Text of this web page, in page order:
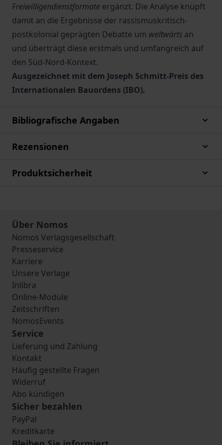
Freiwilligendienstformate ergänzt. Die Analyse knüpft
damit an die Ergebnisse der rassismuskritisch-
postkolonial geprägten Debatte um weltwärts an
und überträgt diese erstmals und umfangreich auf
den Süd-Nord-Kontext.
Ausgezeichnet mit dem Joseph Schmitt-Preis des
Internationalen Bauordens (IBO).
Bibliografische Angaben
Rezensionen
Produktsicherheit
Über Nomos
Nomos Verlagsgesellschaft
Presseservice
Karriere
Unsere Verlage
Inlibra
Online-Module
Zeitschriften
NomosEvents
Service
Lieferung und Zahlung
Kontakt
Häufig gestellte Fragen
Widerruf
Abo kündigen
Sicher bezahlen
PayPal
Kreditkarte